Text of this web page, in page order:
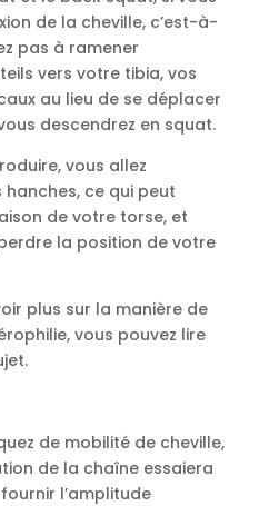
de la cheville, c’est-à-
pas à ramener
vers votre tibia, vos
au lieu de se déplacer
descendrez en squat.
vous allez
ce qui peut
de votre torse, et
la position de votre
plus sur la manière de
vous pouvez lire
de mobilité de cheville,
de la chaîne essaiera
l’amplitude